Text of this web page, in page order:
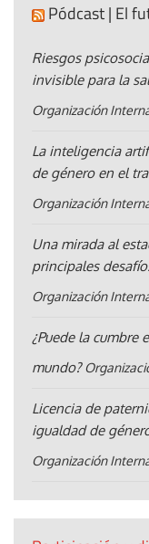
Pódcast | El
Riesgos
invisible para la
Organización
La inteligencia
de género en el
Organización
Una mirada al
principales
Organización
¿Puede la cumbre
mundo?
Licencia de
igualdad de
Organización